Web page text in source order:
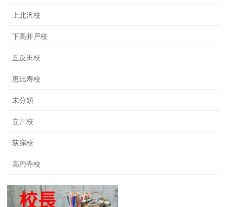
上北沢校
下高井戸校
五反田校
恵比寿校
未分類
立川校
荻窪校
高円寺校